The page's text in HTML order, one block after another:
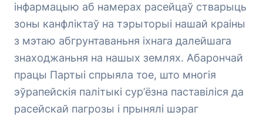
інфармацыю аб намерах расейцаў стварыць
зоны канфліктаў на тэрыторыі нашай краіны
з мэтаю абгрунтаваньня іхнага далейшага
знаходжаньня на нашых землях. Абарончай
працы Партыі спрыяла тое, што многія
эўрапейскія палітыкі сур’ёзна паставіліся да
расейскай пагрозы і прынялі шэраг